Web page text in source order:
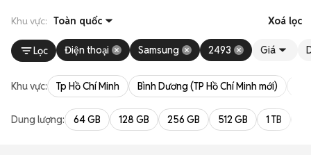
Khu vực: Toàn quốc Xoá lọc
Lọc Điện thoại Samsung 2493 Giá
Khu vực: Tp Hồ Chí Minh Bình Dương (TP Hồ Chí Minh mới)
Dung lượng: 64 GB 128 GB 256 GB 512 GB 1 TB